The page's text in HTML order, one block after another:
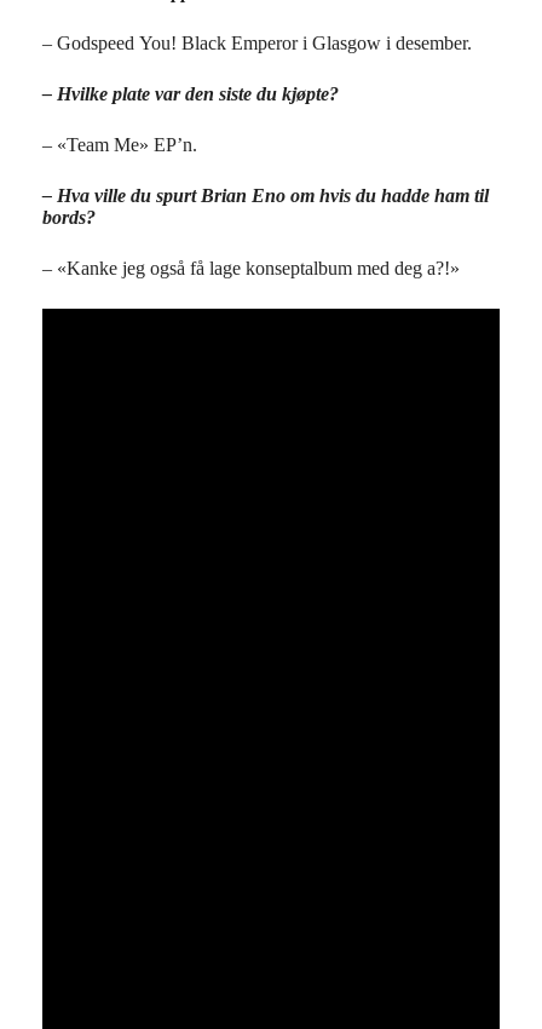
– Godspeed You! Black Emperor i Glasgow i desember.
– Hvilke plate var den siste du kjøpte?
– «Team Me» EP’n.
– Hva ville du spurt Brian Eno om hvis du hadde ham til
bords?
– «Kanke jeg også få lage konseptalbum med deg a?!»